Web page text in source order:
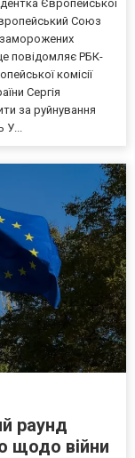
Європейської
Союз
заморожених
повідомляє РБК-
комісії
Сергія
за руйнування
У...
раунд
щодо війни